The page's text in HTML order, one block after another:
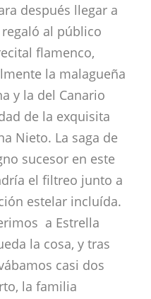
después llegar a
regaló al público
flamenco,
la malagueña
y la del Canario
de la exquisita
Nieto. La saga de
sucesor en este
el filtreo junto a
estelar incluída.
a Estrella
la cosa, y tras
casi dos
la familia